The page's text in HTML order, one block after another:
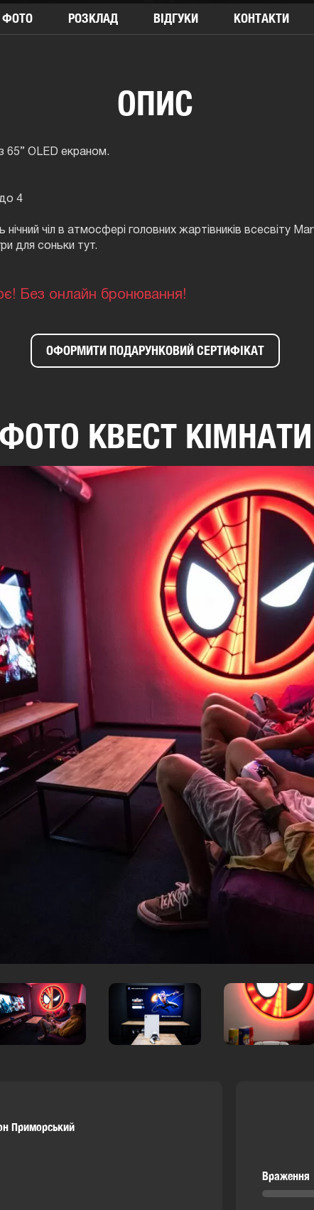
ФОТО РОЗКЛАД ВІДГУКИ КОНТАКТИ
ОПИС
65” OLED екраном.
до 4
нічний чіл в атмосфері головних жартівників всесвіту
для соньки тут.
Без онлайн бронювання!
ОФОРМИТИ ПОДАРУНКОВИЙ СЕРТИФІКАТ
ФОТО КВЕСТ КІМНАТИ
Приморський
Враження